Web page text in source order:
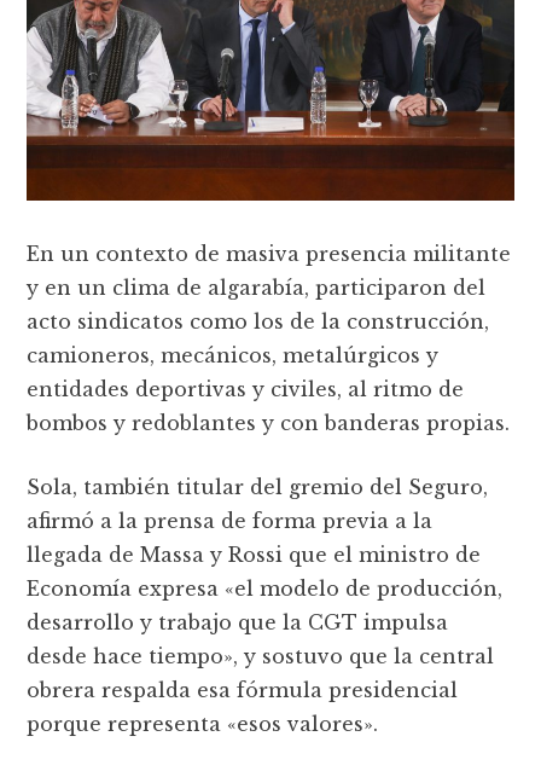
En un contexto de masiva presencia militante
y en un clima de algarabía, participaron del
acto sindicatos como los de la construcción,
camioneros, mecánicos, metalúrgicos y
entidades deportivas y civiles, al ritmo de
bombos y redoblantes y con banderas propias.
Sola, también titular del gremio del Seguro,
afirmó a la prensa de forma previa a la
llegada de Massa y Rossi que el ministro de
Economía expresa «el modelo de producción,
desarrollo y trabajo que la CGT impulsa
desde hace tiempo», y sostuvo que la central
obrera respalda esa fórmula presidencial
porque representa «esos valores».